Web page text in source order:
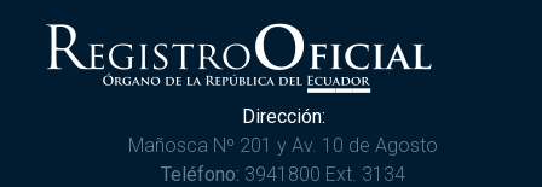
Dirección:
Mañosca Nº 201 y Av. 10 de Agosto
Teléfono: 3941800 Ext. 3134